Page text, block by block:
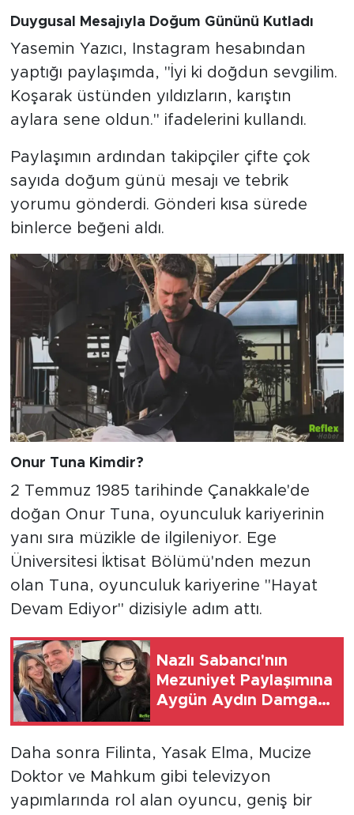
Duygusal Mesajıyla Doğum Gününü Kutladı
Yasemin Yazıcı, Instagram hesabından
yaptığı paylaşımda, "İyi ki doğdun sevgilim.
Koşarak üstünden yıldızların, karıştın
aylara sene oldun." ifadelerini kullandı.
Paylaşımın ardından takipçiler çifte çok
sayıda doğum günü mesajı ve tebrik
yorumu gönderdi. Gönderi kısa sürede
binlerce beğeni aldı.
Onur Tuna Kimdir?
2 Temmuz 1985 tarihinde Çanakkale'de
doğan Onur Tuna, oyunculuk kariyerinin
yanı sıra müzikle de ilgileniyor. Ege
Üniversitesi İktisat Bölümü'nden mezun
olan Tuna, oyunculuk kariyerine "Hayat
Devam Ediyor" dizisiyle adım attı.
Nazlı Sabancı'nın
Mezuniyet Paylaşımına
Aygün Aydın Damga
Daha sonra Filinta, Yasak Elma, Mucize
Doktor ve Mahkum gibi televizyon
yapımlarında rol alan oyuncu, geniş bir